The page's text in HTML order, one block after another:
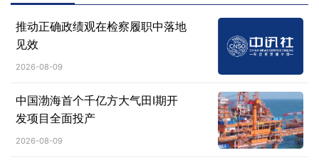
推动正确政绩观在检察履职中落地
见效
2026-08-09
中国渤海首个千亿方大气田Ⅰ期开
发项目全面投产
2026-08-09